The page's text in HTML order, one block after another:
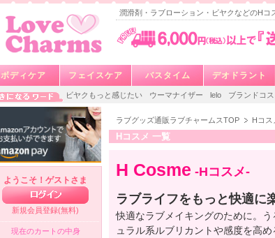
潤滑剤・ラブローション・ビヤクなどのHコ
ボディケア フェイスケア バスタイム デオドラント
ビヤクもっと感じたい ウーマナイザー lelo ブランドコ
ようこそ！ゲストさま
新規会員登録(無料)
現在のカートの中身
ラブグッズ通販ラブチャームスTOP Hコス
Hコスメ 一覧
H Cosme -Hコスメ-
ラブライフをもっと快適に
快適なラブメイキングのために。
ュラル系ルブリカントや感度を高